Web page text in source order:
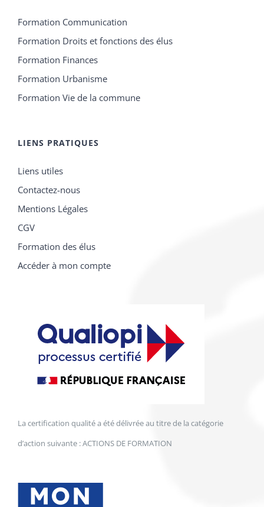
Formation Communication
Formation Droits et fonctions des élus
Formation Finances
Formation Urbanisme
Formation Vie de la commune
LIENS PRATIQUES
Liens utiles
Contactez-nous
Mentions Légales
CGV
Formation des élus
Accéder à mon compte
La certification qualité a été délivrée au titre de la catégorie
d’action suivante : ACTIONS DE FORMATION